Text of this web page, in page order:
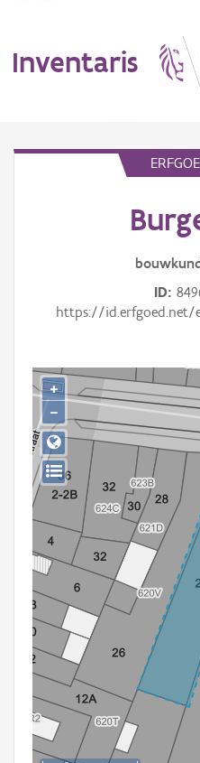
Inventaris
Gebeurtenis
Persoon of collectief
Downloads
Hergebruik
Aanmelden
ID
https://id.erfgoed.net/
+
−